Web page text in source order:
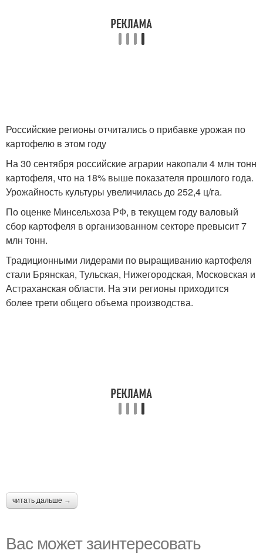
Российские регионы отчитались о прибавке урожая по
картофелю в этом году
На 30 сентября российские аграрии накопали 4 млн тонн
картофеля, что на 18% выше показателя прошлого года.
Урожайность культуры увеличилась до 252,4 ц/га.
По оценке Минсельхоза РФ, в текущем году валовый
сбор картофеля в организованном секторе превысит 7
млн тонн.
Традиционными лидерами по выращиванию картофеля
стали Брянская, Тульская, Нижегородская, Московская и
Астраханская области. На эти регионы приходится
более трети общего объема производства.
читать дальше →
Вас может заинтересовать